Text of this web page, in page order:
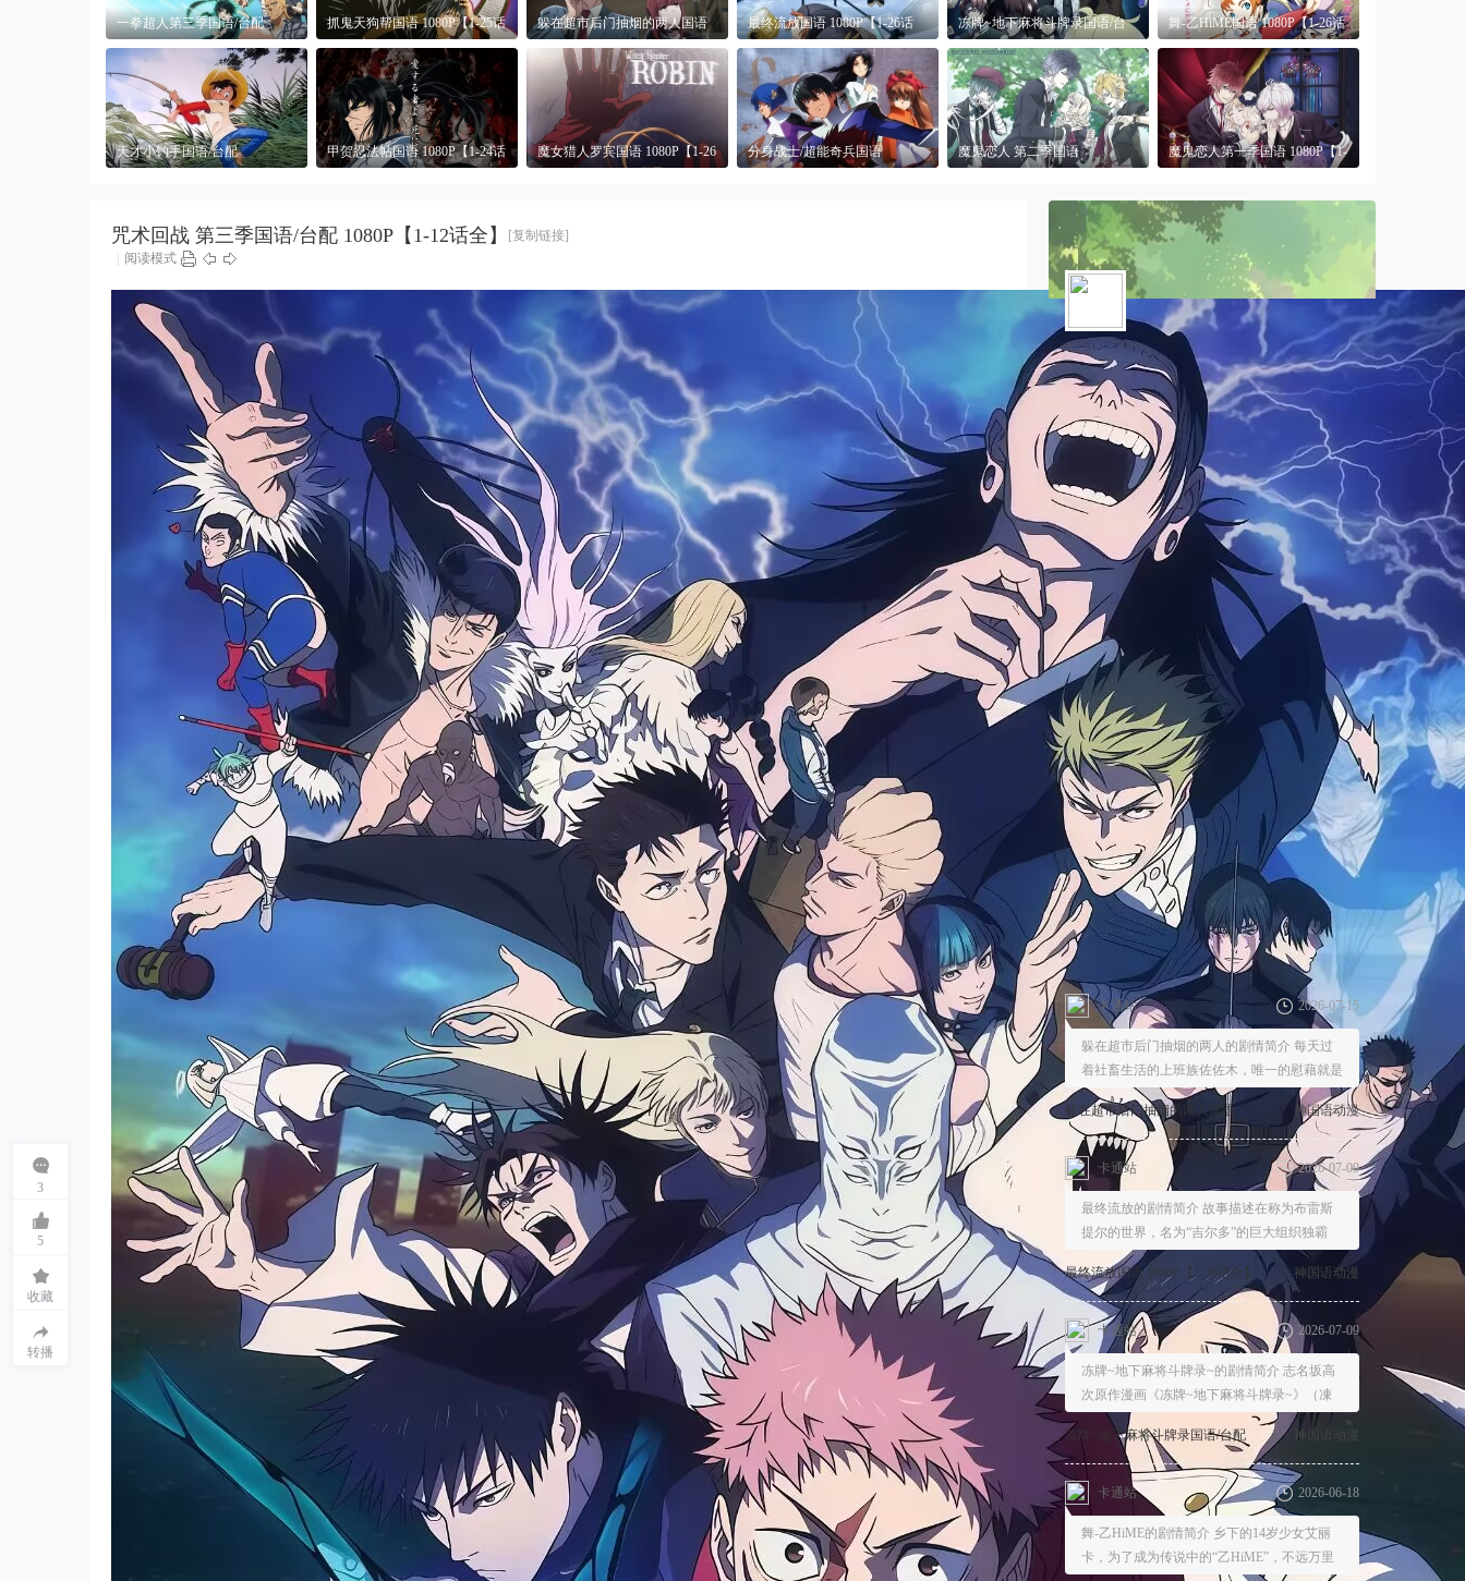
一拳超人第三季国语/台配
1080P【更新中】
抓鬼天狗帮国语 1080P【1-25话
全】
躲在超市后门抽烟的两人国语
1080P【1-12话
最终流放国语 1080P【1-26话
全】
冻牌~地下麻将斗牌录国语/台
配 1080P【更新
舞-乙HiME国语 1080P【1-26话
全】
天才小钓手国语/台配 甲贺忍法帖国语 1080P【1-24话 魔女猎人罗宾国语 1080P【1-26 分身战士/超能奇兵国语 魔鬼恋人 第二季国语 魔鬼恋人第一季国语 1080P【1-
3
5
收藏
转播
UP 卡通站 Lv.9
第1号会员 82255555活跃度 2019.12.12加入
1730
发帖
1728
主题
3
粉丝
这个人很懒，什么也没有留下。
发私信 关注Ta
[国语动漫]
狗与剪刀的正确用法国语/台配 1080P【1-12话全】 ...
[国语动漫]
光之美少女：FRESH国语/台配 1080P【1-50话全】
[国语动漫]
银河特急国语 1080P 【剧场版】
[国语动漫]
喷嚏大魔怪国语/台配 1080P【1-52话全】
[国语动漫] 冷面天使国语/台配 1080P【1话全】
[国语动漫] 伪恋 第二季国语/台配 1080P【1-12话全】
[国语动漫] 伪恋 第一季国语/台配 1080P【1-20话全】
[国语动漫] 汤姆历险记国语/台配 1080P【1-49话全】
阅读作者更多精彩帖子
最近评论
卡通站 2026-06-18
分身战士的剧情简介 故事发生在一块失落的
大陆上。在这个大陆的居民由于失落大陆的影
分身战士/超能奇兵国语 1080P【1-
26话全】
神国语动漫
2026-07-19
一拳超人 第三季的剧情简介 一名因兴趣开始
当英雄的男子埼玉。经过三年苦练，他获得
一拳超人第三季国语/台配
1080P【更新中】
神国语动漫
卡通站 2026-07-19
抓鬼天狗帮的剧情简介 民俗学者一之宫勘太
郎（宫田幸季 配音）在写作之余还做起了收
抓鬼天狗帮国语 1080P【1-25话
全】
神国语动漫
卡通站 2026-07-15
躲在超市后门抽烟的两人的剧情简介 每天过
着社畜生活的上班族佐佐木，唯一的慰藉就是
躲在超市后门抽烟的两人国语
1080P【1-12话
神国语动漫
卡通站 2026-07-09
最终流放的剧情简介 故事描述在称为布雷斯
提尔的世界，名为“吉尔多”的巨大组织独霸
最终流放国语 1080P【1-26话全】 神国语动漫
卡通站 2026-07-09
冻牌~地下麻将斗牌录~的剧情简介 志名坂高
次原作漫画《冻牌~地下麻将斗牌录~》（凍
冻牌~地下麻将斗牌录国语/台配
1080P【更新
神国语动漫
卡通站 2026-06-18
舞-乙HiME的剧情简介 乡下的14岁少女艾丽
卡，为了成为传说中的“乙HiME”，不远万里
舞-乙HiME国语 1080P【1-26话
全】
神国语动漫
卡通站 2026-06-18
天才小钓手的剧情简介 三平 聪明机智，在淳
朴乡间成长，与爷爷相依为命，受爷爷钓技
咒术回战 第三季国语/台配 1080P【1-12话全】
[复制链接]
阅读模式